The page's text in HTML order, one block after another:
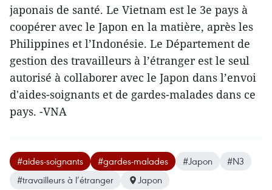
japonais de santé. Le Vietnam est le 3e pays à
coopérer avec le Japon en la matière, après les
Philippines et l’Indonésie. Le Département de
gestion des travailleurs à l’étranger est le seul
autorisé à collaborer avec le Japon dans l’envoi
d'aides-soignants et de gardes-malades dans ce
pays. -VNA
#aides-soignants #gardes-malades #Japon
#N3
#travailleurs à l’étranger
Japon